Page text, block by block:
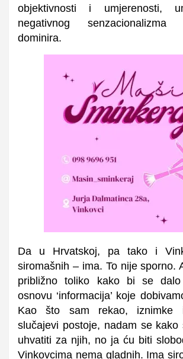
objektivnosti i umjerenosti,
negativnog
dominira.
Da u Hrvatskoj, pa tako i
siromašnih – ima. To nije sporno.
približno toliko kako bi se
osnovu ‘informacija’ koje
Kao što sam rekao, iznimke
slučajevi postoje, nadam se
uhvatiti za njih, no ja ću biti
Vinkovcima nema gladnih. Ima